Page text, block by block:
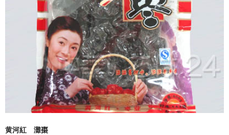
穀物類
漬物類
黄河紅 灘棗